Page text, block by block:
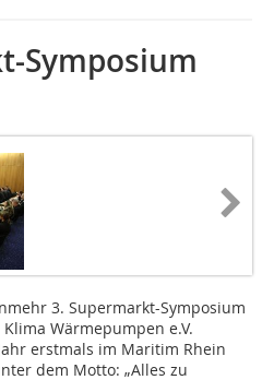
Symposium
3. Supermarkt-Symposium
Wärmepumpen e.V.
erstmals im Maritim Rhein
dem Motto: „Alles zu